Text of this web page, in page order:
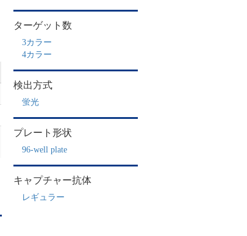
ターゲット数
3カラー
4カラー
検出方式
蛍光
プレート形状
96-well plate
キャプチャー抗体
レギュラー